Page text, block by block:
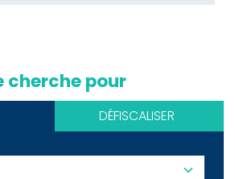
cherche pour
DÉFISCALISER